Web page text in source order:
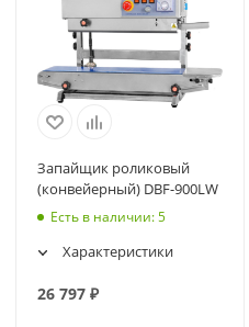
Запайщик роликовый
(конвейерный) DBF-900LW
Есть в наличии: 5
Характеристики
26 797 ₽